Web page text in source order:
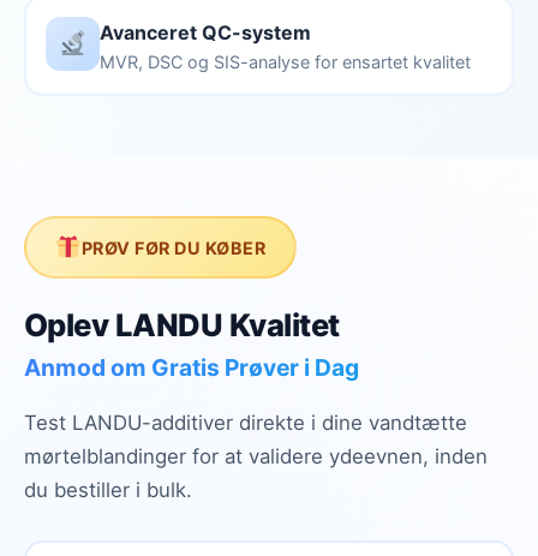
Avanceret QC-system
MVR, DSC og SIS-analyse for ensartet kvalitet
PRØV FØR DU KØBER
Oplev LANDU Kvalitet
Anmod om Gratis Prøver i Dag
Test LANDU-additiver direkte i dine vandtætte
mørtelblandinger for at validere ydeevnen, inden
du bestiller i bulk.